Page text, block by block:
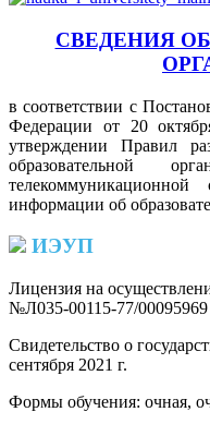
СВЕДЕНИЯ
в соответствии с
Федерации от 20
утверждении Правил
образовательной
информации об
ИЭУП
Лицензия на
№Л035-00115-77/00095969
Свидетельство о
сентября 2021 г.
Формы обучения: очная,